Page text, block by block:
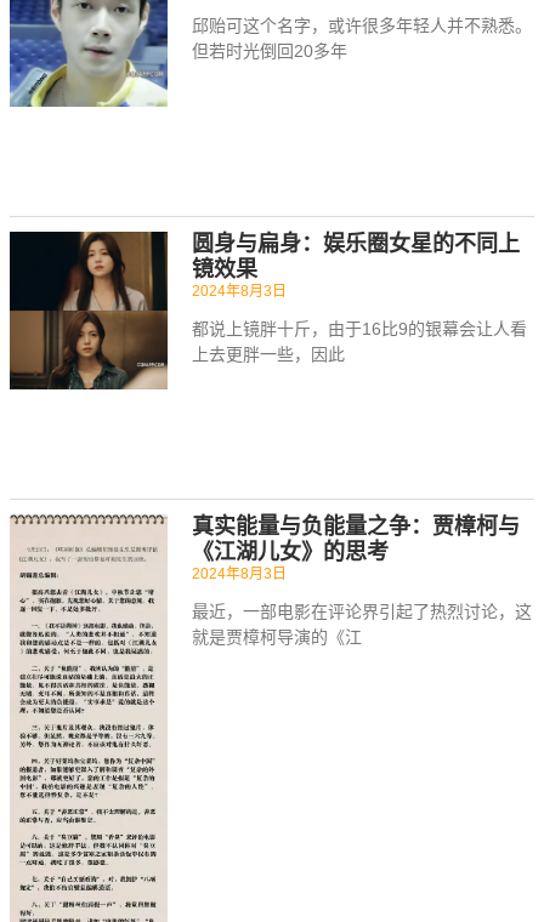
邱贻可这个名字，或许很多年轻人并不熟悉。
但若时光倒回20多年
圆身与扁身：娱乐圈女星的不同上
镜效果
2024年8月3日
都说上镜胖十斤，由于16比9的银幕会让人看
上去更胖一些，因此
真实能量与负能量之争：贾樟柯与
《江湖儿女》的思考
2024年8月3日
最近，一部电影在评论界引起了热烈讨论，这
就是贾樟柯导演的《江